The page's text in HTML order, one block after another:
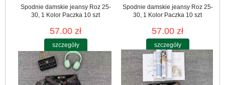
Spodnie damskie jeansy Roz 25-
30, 1 Kolor Paczka 10 szt
57.00 zł
szczegóły
Spodnie damskie jeansy Roz 25-
30, 1 Kolor Paczka 10 szt
57.00 zł
szczegóły